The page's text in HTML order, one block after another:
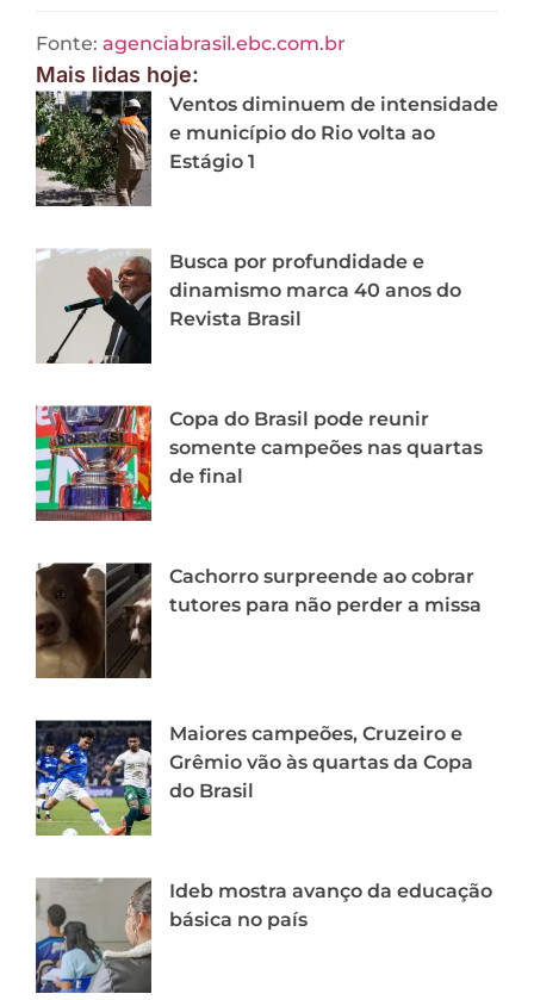
Fonte: agenciabrasil.ebc.com.br
Mais lidas hoje:
Ventos diminuem de intensidade
e município do Rio volta ao
Estágio 1
Busca por profundidade e
dinamismo marca 40 anos do
Revista Brasil
Copa do Brasil pode reunir
somente campeões nas quartas
de final
Cachorro surpreende ao cobrar
tutores para não perder a missa
Maiores campeões, Cruzeiro e
Grêmio vão às quartas da Copa
do Brasil
Ideb mostra avanço da educação
básica no país